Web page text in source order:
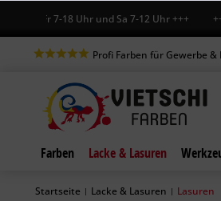
Fr 7-18 Uhr und Sa 7-12 Uhr +++ +++
Profi Farben für Gewerbe &
Farben Lacke & Lasuren
Startseite | Lacke & Lasuren | Lasuren